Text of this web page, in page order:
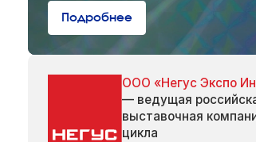
Подробнее
ООО «Негус Экспо
— ведущая
выставочная
цикла